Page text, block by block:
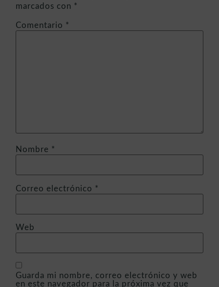
marcados con *
Comentario *
Nombre *
Correo electrónico *
Web
Guarda mi nombre, correo electrónico y web
en este navegador para la próxima vez que